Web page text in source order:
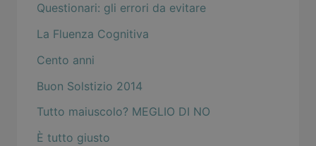
Questionari: gli errori da evitare
La Fluenza Cognitiva
Cento anni
Buon Solstizio 2014
Tutto maiuscolo? MEGLIO DI NO
È tutto giusto